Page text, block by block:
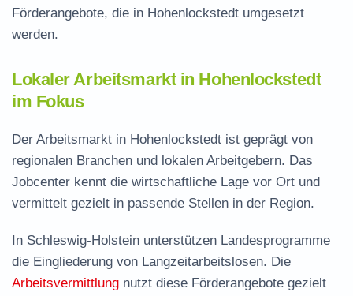
Förderangebote, die in Hohenlockstedt umgesetzt
werden.
Lokaler Arbeitsmarkt in Hohenlockstedt
im Fokus
Der Arbeitsmarkt in Hohenlockstedt ist geprägt von
regionalen Branchen und lokalen Arbeitgebern. Das
Jobcenter kennt die wirtschaftliche Lage vor Ort und
vermittelt gezielt in passende Stellen in der Region.
In Schleswig-Holstein unterstützen Landesprogramme
die Eingliederung von Langzeitarbeitslosen. Die
Arbeitsvermittlung nutzt diese Förderangebote gezielt